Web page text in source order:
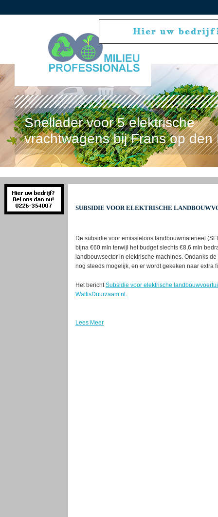
Snellader voor 5 elektrische
vrachtwagens bij Frans op den
SUBSIDIE VOOR ELEKTRISCHE
De subsidie voor emissieloos landbouwmaterieel
bijna €60 mln terwijl het budget slechts €8,6 mln
landbouwsector in elektrische machines. Ondanks
nog steeds mogelijk, en er wordt gekeken naar extra
Het berichtSubsidie voor elektrische
WattisDuurzaam.nl .
Lees Meer